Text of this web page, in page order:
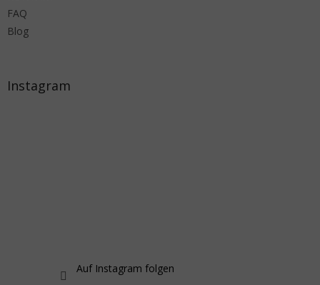
FAQ
Blog
Instagram
Auf Instagram folgen